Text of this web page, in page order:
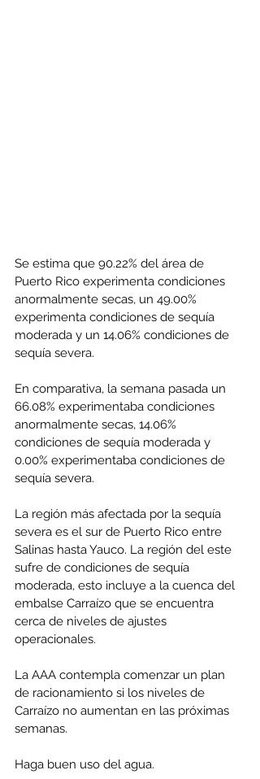
Se estima que 90.22% del área de
Puerto Rico experimenta condiciones
anormalmente secas, un 49.00%
experimenta condiciones de sequía
moderada y un 14.06% condiciones de
sequía severa.
En comparativa, la semana pasada un
66.08% experimentaba condiciones
anormalmente secas, 14.06%
condiciones de sequía moderada y
0.00% experimentaba condiciones de
sequía severa.
La región más afectada por la sequía
severa es el sur de Puerto Rico entre
Salinas hasta Yauco. La región del este
sufre de condiciones de sequía
moderada, esto incluye a la cuenca del
embalse Carraízo que se encuentra
cerca de niveles de ajustes
operacionales.
La AAA contempla comenzar un plan
de racionamiento si los niveles de
Carraízo no aumentan en las próximas
semanas.
Haga buen uso del agua.